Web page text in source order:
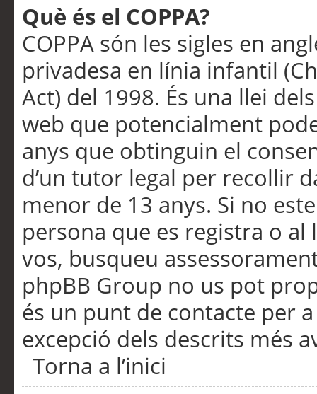
Què és el COPPA?
COPPA són les sigles en
privadesa en línia infantil
Act) del 1998. És una llei
web que potencialment
anys que obtinguin el
d’un tutor legal per recollir
menor de 13 anys. Si no
persona que es registra o
vos, busqueu
phpBB Group no us pot
és un punt de contacte per
excepció dels descrits més
Torna a l’inici